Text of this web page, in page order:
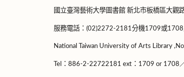
國立臺灣藝術大學圖書館 新北市板橋區大觀
服務電話：(02)2272-2181分機1709或
National Taiwan University of Arts Library
Tel：886-2-22722181 ext：1709 or 1708